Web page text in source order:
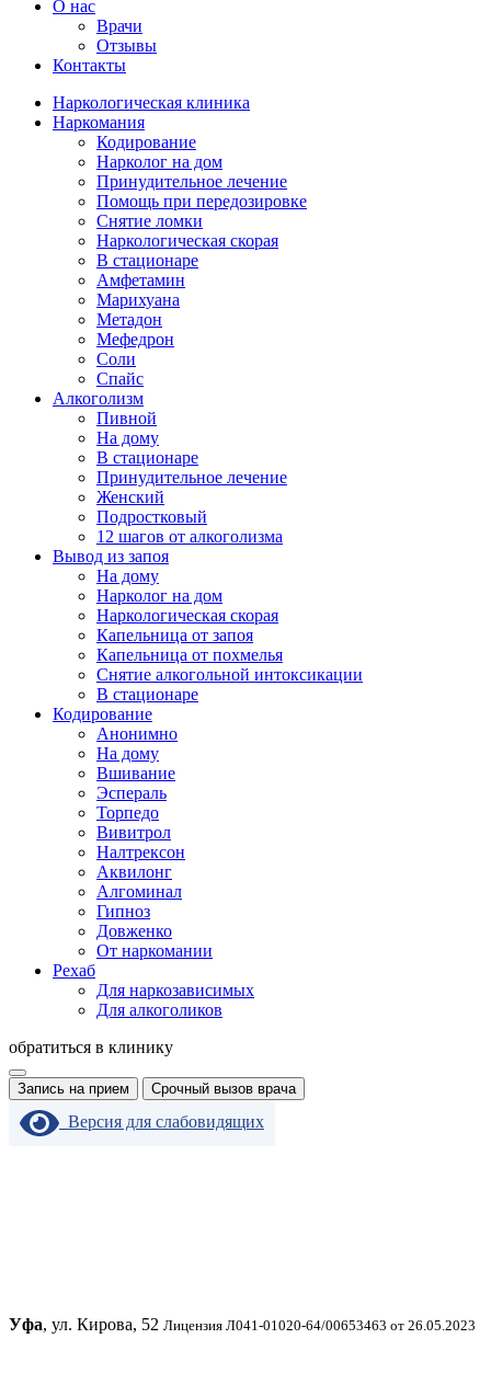
О нас
Врачи
Отзывы
Контакты
Наркологическая клиника
Наркомания
Кодирование
Нарколог на дом
Принудительное лечение
Помощь при передозировке
Снятие ломки
Наркологическая скорая
В стационаре
Амфетамин
Марихуана
Метадон
Мефедрон
Соли
Спайс
Алкоголизм
Пивной
На дому
В стационаре
Принудительное лечение
Женский
Подростковый
12 шагов от алкоголизма
Вывод из запоя
На дому
Нарколог на дом
Наркологическая скорая
Капельница от запоя
Капельница от похмелья
Снятие алкогольной интоксикации
В стационаре
Кодирование
Анонимно
На дому
Вшивание
Эспераль
Торпедо
Вивитрол
Налтрексон
Аквилонг
Алгоминал
Гипноз
Довженко
От наркомании
Рехаб
Для наркозависимых
Для алкоголиков
обратиться в клинику
Запись на прием Срочный вызов врача
Версия для слабовидящих
Уфа, ул. Кирова, 52 Лицензия Л041-01020-64/00653463 от 26.05.2023